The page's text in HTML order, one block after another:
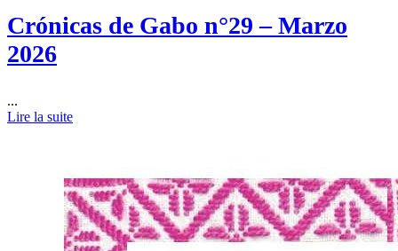
Crónicas de Gabo n°29 – Marzo
2026
...
Lire la suite